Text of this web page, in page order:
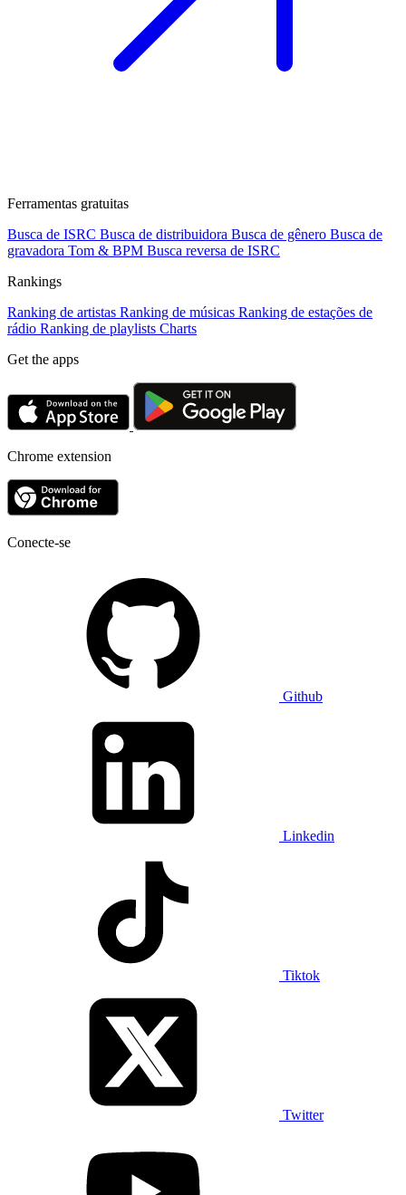
Ferramentas gratuitas
Busca de ISRC Busca de distribuidora Busca de gênero Busca de
gravadora Tom & BPM Busca reversa de ISRC
Rankings
Ranking de artistas Ranking de músicas Ranking de estações de
rádio Ranking de playlists Charts
Get the apps
Chrome extension
Conecte-se
Github
Linkedin
Tiktok
Twitter